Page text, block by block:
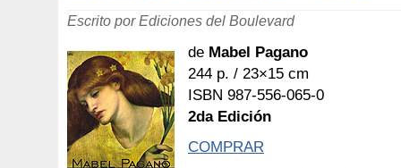
Escrito por Ediciones del Boulevard
de Mabel Pagano
244 p. / 23×15 cm
ISBN 987-556-065-0
2da Edición
COMPRAR